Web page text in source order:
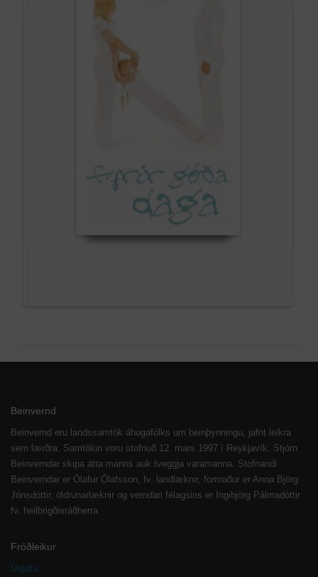
Beinvernd
Beinvernd eru landssamtök áhugafólks um beinþynningu, jafnt leikra
sem lærðra. Samtökin voru stofnuð 12. mars 1997 í Reykjavík. Stjórn
Beinverndar skipa átta manns auk tveggja varamanna. Stofnandi
Beinverndar er Ólafur Ólafsson, fv. landlæknir, formaður er Anna Björg
Jónsdóttir, öldrunarlæknir og verndari félagsins er Ingibjörg Pálmadóttir
fv. heilbrigðisráðherra
Fróðleikur
Útgáfa